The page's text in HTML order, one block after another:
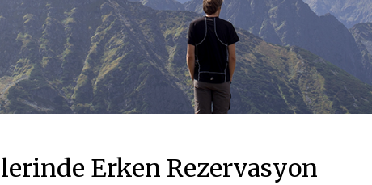
Erken Rezervasyon